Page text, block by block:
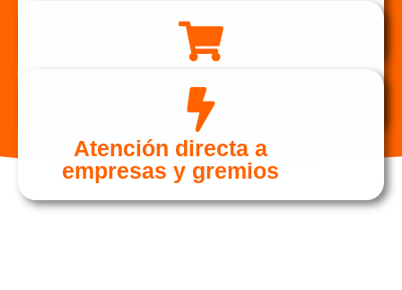
tiendas físicas
referencias en stock
Atención directa a
empresas y gremios